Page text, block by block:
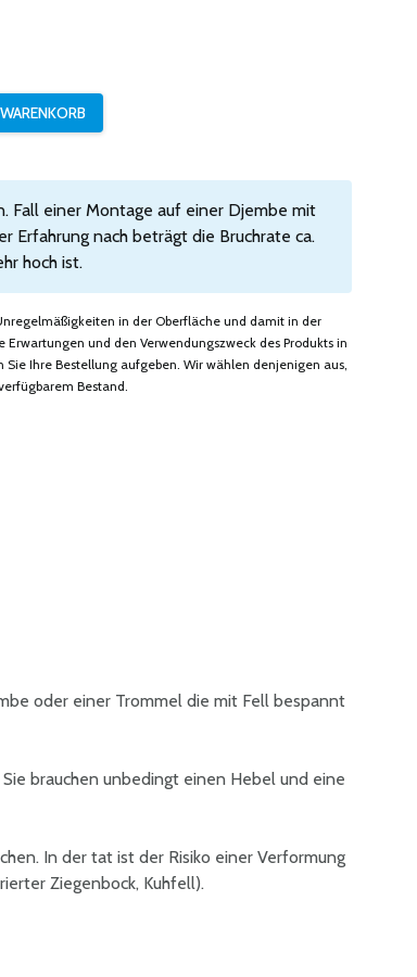
Fall einer Montage auf einer Djembe mit
Erfahrung nach beträgt die Bruchrate ca.
hoch ist.
in der Oberfläche und damit in der
und den Verwendungszweck des Produkts in
Ihre Bestellung aufgeben. Wir wählen denjenigen aus,
Bestand.
oder einer Trommel die mit Fell bespannt
brauchen unbedingt einen Hebel und eine
In der tat ist der Risiko einer Verformung
Ziegenbock, Kuhfell).